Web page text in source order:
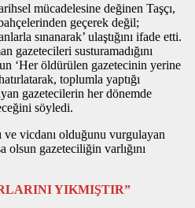
mücadelesine değinen Taşçı,
geçerek değil;
sınanarak’ ulaştığını ifade etti.
gazetecileri susturamadığını
‘Her öldürülen gazetecinin yerine
toplumla yaptığı
gazetecilerin her dönemde
söyledi.
ve vicdanı olduğunu vurgulayan
olsun gazeteciliğin varlığını
YIKMIŞTIR”